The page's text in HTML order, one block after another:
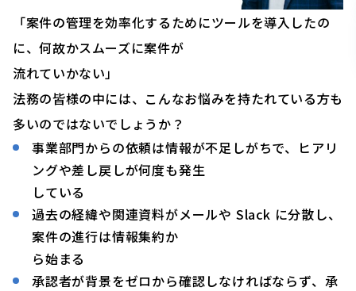
「案件の管理を効率化するためにツールを導入したの
に、何故かスムーズに案件が
流れていかない」
法務の皆様の中には、こんなお悩みを持たれている方も
多いのではないでしょうか？
事業部門からの依頼は情報が不足しがちで、ヒアリ
ングや差し戻しが何度も発生
している
過去の経緯や関連資料がメールや Slack に分散し、
案件の進行は情報集約か
ら始まる
承認者が背景をゼロから確認しなければならず、承